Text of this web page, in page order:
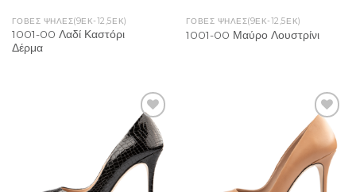
ΓΌΒΕΣ ΨΗΛΈΣ(9ΕΚ-12,5ΕΚ)
1001-00 Λαδί Καστόρι
Δέρμα
ΓΌΒΕΣ ΨΗΛΈΣ(9ΕΚ-12,5ΕΚ)
1001-00 Μαύρο Λουστρίνι
Add to
Wishlist
Add to
Wishlist